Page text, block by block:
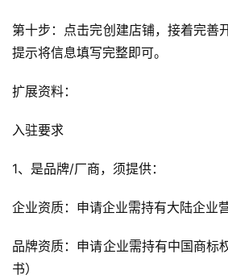
第十步：点击完创建店铺，接着完善
提示将信息填写完整即可。
扩展资料：
入驻要求
1、是品牌/厂商，须提供：
企业资质：申请企业需持有大陆企业
品牌资质：申请企业需持有中国商标
书）